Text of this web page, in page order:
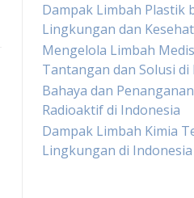
Dampak Limbah Plastik
Lingkungan dan
Mengelola Limbah
Tantangan dan Solusi di
Bahaya dan
Radioaktif di Indonesia
Dampak Limbah Kimia
Lingkungan di Indonesia